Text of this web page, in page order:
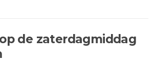
de zaterdagmiddag